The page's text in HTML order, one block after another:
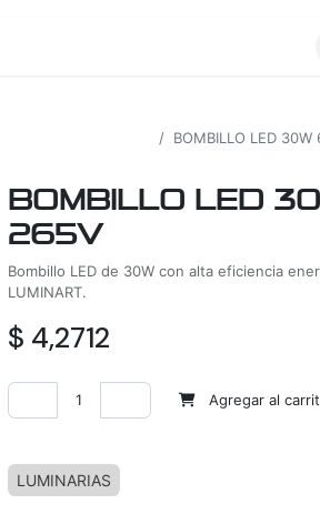
BOMBILLO LED
BOMBILLO LED
265V
Bombillo LED de 30W con alta eficiencia
LUMINART.
$ 4,2712
Agregar al
LUMINARIAS